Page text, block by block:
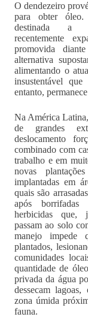
O dendezeiro
para obter óleo.
destinada a
recentemente
promovida
alternativa
alimentando o
insustentável
entanto,
Na América
de grandes
deslocamento
combinado com
trabalho e em
novas
implantadas em
quais são
após borrifadas
herbicidas que,
passam ao solo
manejo impede
plantados,
comunidades
quantidade de
privada da água
dessecam
zona úmida
fauna.